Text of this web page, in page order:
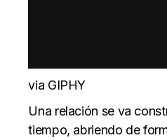
via GIPHY
Una relación se va
tiempo, abriendo de